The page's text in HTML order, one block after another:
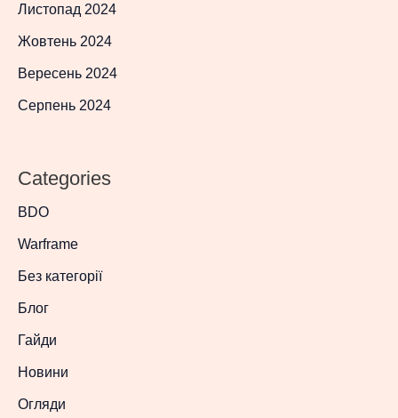
Листопад 2024
Жовтень 2024
Вересень 2024
Серпень 2024
Categories
BDO
Warframe
Без категорії
Блог
Гайди
Новини
Огляди